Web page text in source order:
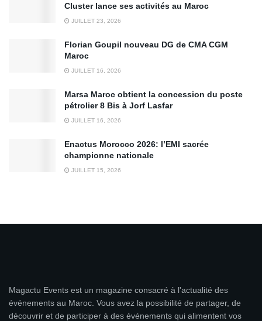
Cluster lance ses activités au Maroc
JUILLET 23, 2026
Florian Goupil nouveau DG de CMA CGM
Maroc
JUILLET 16, 2026
Marsa Maroc obtient la concession du poste
pétrolier 8 Bis à Jorf Lasfar
JUILLET 16, 2026
Enactus Morocco 2026: l’EMI sacrée
championne nationale
JUILLET 15, 2026
Magactu Events est un magazine consacré à l'actualité des
événements au Maroc. Vous avez la possibilité de partager, de
découvrir et de participer à des événements qui alimentent vos